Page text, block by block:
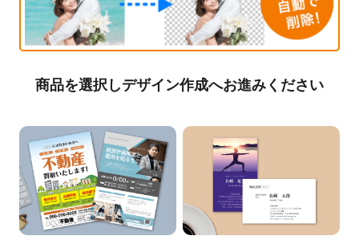
商品を選択しデザイン作成へお進みください